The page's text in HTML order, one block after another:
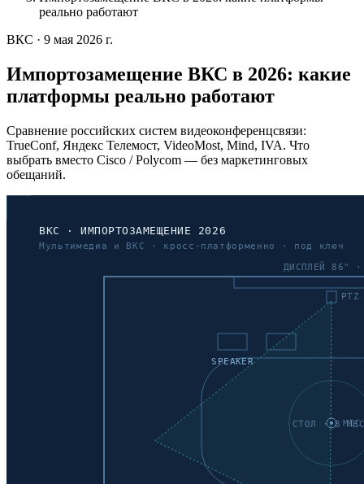
реально работают
ВКС · 9 мая 2026 г.
Импортозамещение ВКС в 2026: какие
платформы реально работают
Сравнение российских систем видеоконференцсвязи:
TrueConf, Яндекс Телемост, VideoMost, Mind, IVA. Что
выбрать вместо Cisco / Polycom — без маркетинговых
обещаний.